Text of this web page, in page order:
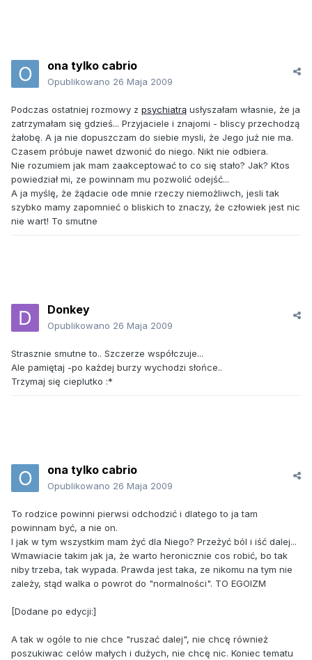
ona tylko cabrio
Opublikowano 26 Maja 2009
Podczas ostatniej rozmowy z psychiatrą usłyszałam własnie, że ja
zatrzymałam się gdzieś... Przyjaciele i znajomi - bliscy przechodzą
żałobę. A ja nie dopuszczam do siebie mysli, że Jego już nie ma.
Czasem próbuje nawet dzwonić do niego. Nikt nie odbiera.
Nie rozumiem jak mam zaakceptować to co się stało? Jak? Ktos
powiedział mi, ze powinnam mu pozwolić odejść...
A ja myślę, że żądacie ode mnie rzeczy niemożliwch, jesli tak
szybko mamy zapomnieć o bliskich to znaczy, że człowiek jest nic
nie wart! To smutne
Donkey
Opublikowano 26 Maja 2009
Strasznie smutne to.. Szczerze współczuje...
Ale pamiętaj -po każdej burzy wychodzi słońce..
Trzymaj się cieplutko :*
ona tylko cabrio
Opublikowano 26 Maja 2009
To rodzice powinni pierwsi odchodzić i dlatego to ja tam
powinnam być, a nie on.
I jak w tym wszystkim mam żyć dla Niego? Przeżyć ból i iść dalej...
Wmawiacie takim jak ja, że warto heronicznie cos robić, bo tak
niby trzeba, tak wypada. Prawda jest taka, ze nikomu na tym nie
zależy, stąd walka o powrot do "normalności". TO EGOIZM
[Dodane po edycji:]
A tak w ogóle to nie chce "ruszać dalej", nie chcę również
poszukiwac celów małych i dużych, nie chcę nic. Koniec tematu